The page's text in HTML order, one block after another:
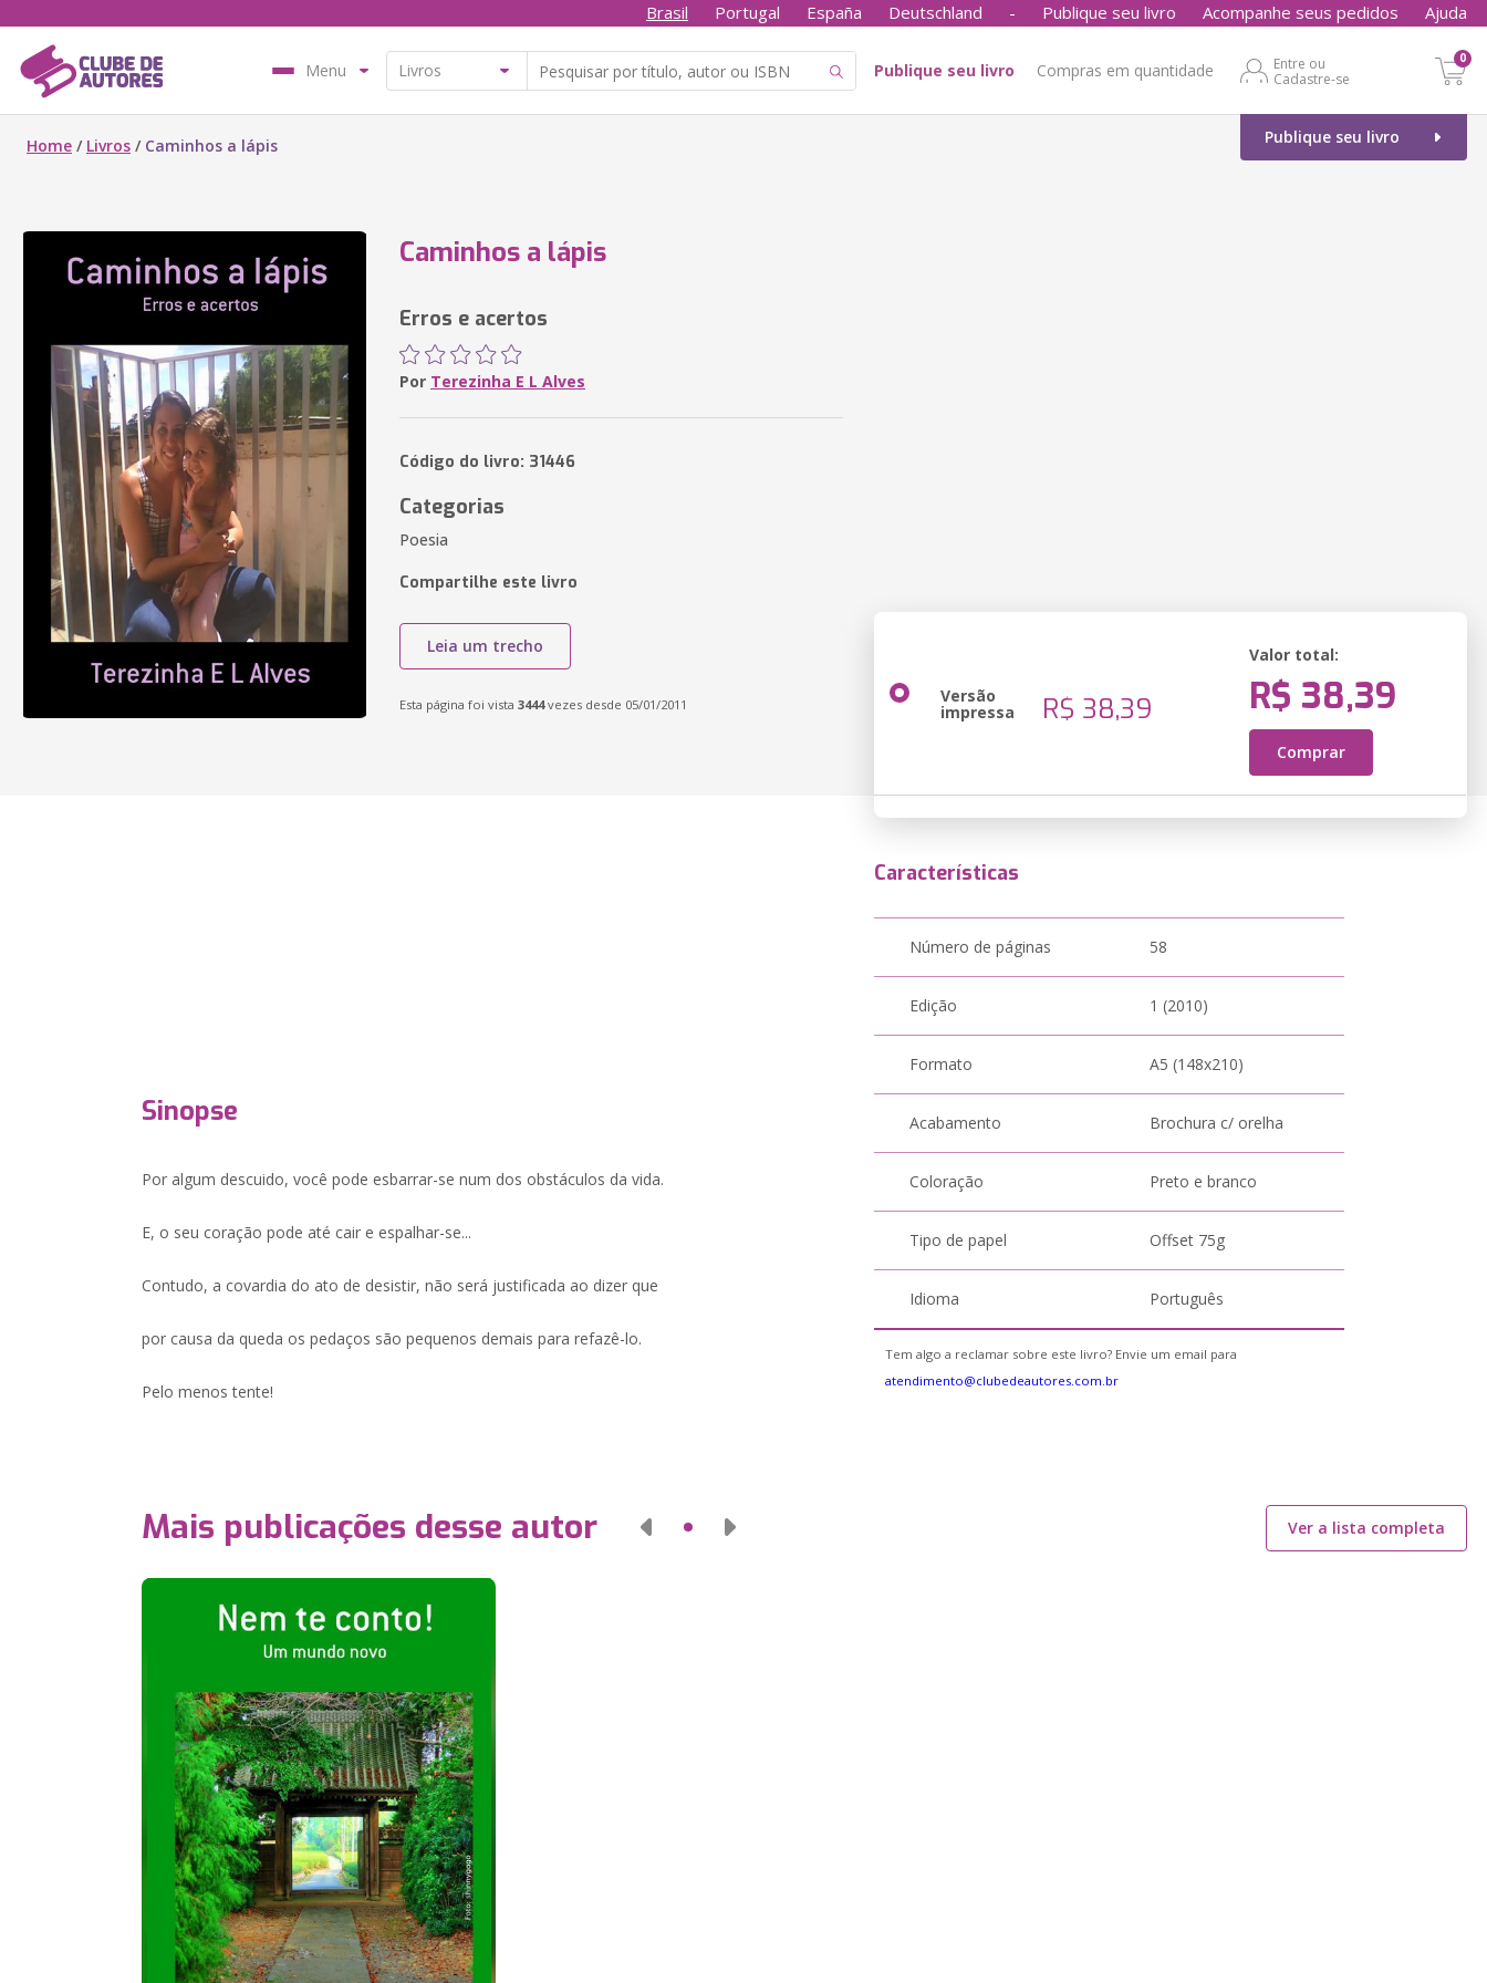
Brasil Portugal España Deutschland - Publique seu livro Acompanhe seus pedidos Ajuda
Menu Publique seu livro Compras em quantidade
Entre ou
Cadastre-se
0
Publique seu livro
Home / Livros / Caminhos a lápis
Caminhos a lápis
Erros e acertos
Por Terezinha E L Alves
Código do livro: 31446
Categorias
Poesia
Compartilhe este livro
Leia um trecho
Esta página foi vista 3444vezes desde 05/01/2011 Versão
impressa R$ 38,39
Valor total:
R$ 38,39
Comprar
Sinopse
Por algum descuido, você pode esbarrar-se num dos obstáculos da vida.
E, o seu coração pode até cair e espalhar-se...
Contudo, a covardia do ato de desistir, não será justificada ao dizer que
por causa da queda os pedaços são pequenos demais para refazê-lo.
Pelo menos tente!
Características
Número de páginas 58
Edição 1 (2010)
Formato A5 (148x210)
Acabamento Brochura c/ orelha
Coloração Preto e branco
Tipo de papel Offset 75g
Idioma Português
Tem algo a reclamar sobre este livro? Envie um email para
atendimento@clubedeautores.com.br
Mais publicações desse autor Ver a lista completa